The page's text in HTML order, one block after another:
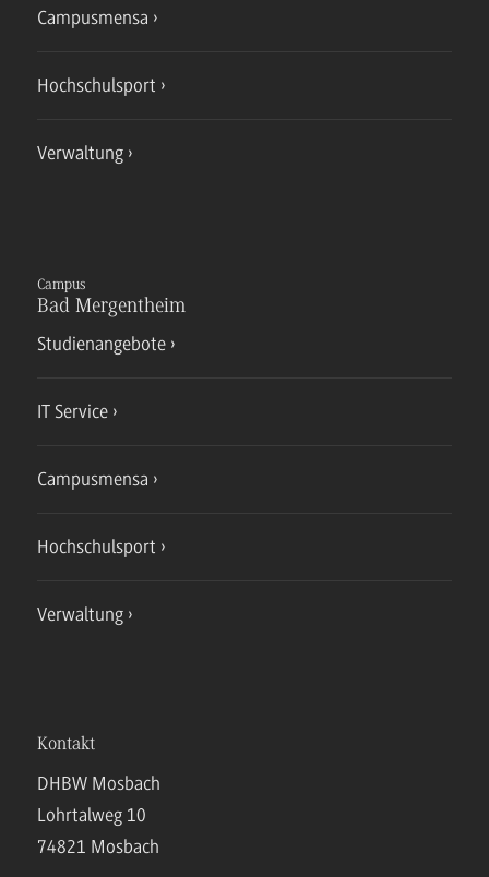
Campusmensa
Hochschulsport
Verwaltung
Campus
Bad Mergentheim
Studienangebote
IT Service
Campusmensa
Hochschulsport
Verwaltung
Kontakt
DHBW Mosbach
Lohrtalweg 10
74821 Mosbach